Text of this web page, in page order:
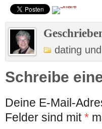
dating
Schreibe
Deine E-Mail-
Felder sind mit*